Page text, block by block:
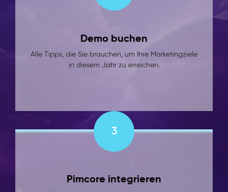
Demo buchen
Alle Tipps, die Sie brauchen, um Ihre Marketingziele
in diesem Jahr zu erreichen.
3
Pimcore integrieren